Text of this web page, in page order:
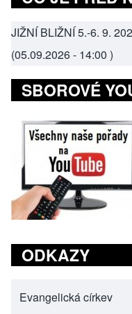
JIŽNÍ BLIŽNÍ 5.-6. 9.
(05.09.2026 - 14:00 )
SBOROVÉ
ODKAZY
Evangelická církev
(opens in new tab)